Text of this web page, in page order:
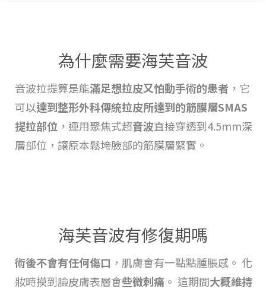
為什麼需要海芙音波
音波拉提算是能滿足想拉皮又怕動手術的患者 ，它
可以達到整形外科傳統拉皮所達到的筋膜層SMAS
提拉部位 ，運用聚焦式超音波直接穿透到4.5mm深
層部位，讓原本鬆垮臉部的筋膜層緊實。
海芙音波有修復期嗎
術後不會有任何傷口 ，肌膚會有一點點腫脹感。 化
妝時摸到臉皮膚表層會些微刺痛 。 這期間大概維持